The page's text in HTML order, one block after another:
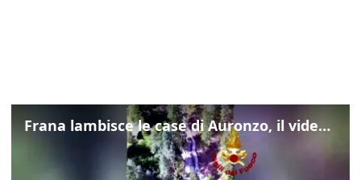
Frana lambisce le case di Auronzo, il video dall'elicottero dei vigili del fuoco